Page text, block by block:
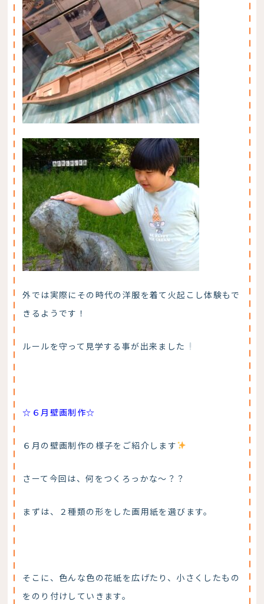
外では実際にその時代の洋服を着て火起こし体験もで
きるようです！
ルールを守って見学する事が出来ました
☆６月壁画制作☆
６月の壁画制作の様子をご紹介します
さーて今回は、何をつくろっかな～？？
まずは、２種類の形をした画用紙を選びます。
そこに、色んな色の花紙を広げたり、小さくしたもの
をのり付けしていきます。